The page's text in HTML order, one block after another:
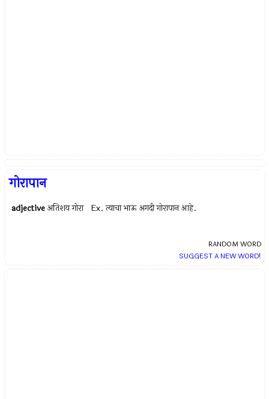
गोरापान
adjective अतिशय गोरा Ex.त्याचा भाऊ अगदी गोरापान आहे.
RANDOM WORD
SUGGEST A NEW WORD!